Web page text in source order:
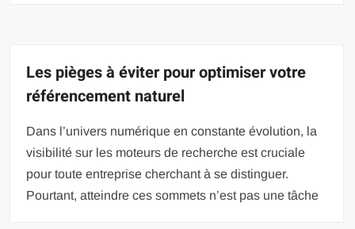
Les pièges à éviter pour optimiser votre
référencement naturel
Dans l’univers numérique en constante évolution, la
visibilité sur les moteurs de recherche est cruciale
pour toute entreprise cherchant à se distinguer.
Pourtant, atteindre ces sommets n’est pas une tâche